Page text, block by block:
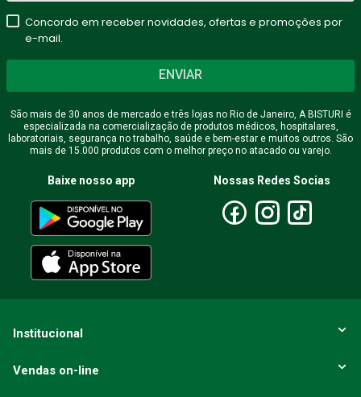
Concordo em receber novidades, ofertas e promoções por
e-mail.
ENVIAR
São mais de 30 anos de mercado e três lojas no Rio de Janeiro, A BISTURI é
especializada na comercialização de produtos médicos, hospitalares,
laboratoriais, segurança no trabalho, saúde e bem-estar e muitos outros. São
mais de 15.000 produtos com o melhor preço no atacado ou varejo.
Baixe nosso app Nossas Redes Socias
Institucional
Vendas on-line